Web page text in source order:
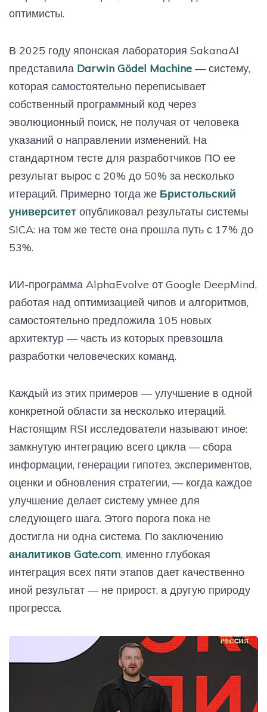
оптимисты.
В 2025 году японская лаборатория SakanaAI
представила Darwin Gödel Machine — систему,
которая самостоятельно переписывает
собственный программный код через
эволюционный поиск, не получая от человека
указаний о направлении изменений. На
стандартном тесте для разработчиков ПО ее
результат вырос с 20% до 50% за несколько
итераций. Примерно тогда же Бристольский
университет опубликовал результаты системы
SICA: на том же тесте она прошла путь с 17% до
53%.
ИИ-программа AlphaEvolve от Google DeepMind,
работая над оптимизацией чипов и алгоритмов,
самостоятельно предложила 105 новых
архитектур — часть из которых превзошла
разработки человеческих команд.
Каждый из этих примеров — улучшение в одной
конкретной области за несколько итераций.
Настоящим RSI исследователи называют иное:
замкнутую интеграцию всего цикла — сбора
информации, генерации гипотез, экспериментов,
оценки и обновления стратегии, — когда каждое
улучшение делает систему умнее для
следующего шага. Этого порога пока не
достигла ни одна система. По заключению
аналитиков Gate.com, именно глубокая
интеграция всех пяти этапов дает качественно
иной результат — не прирост, а другую природу
прогресса.